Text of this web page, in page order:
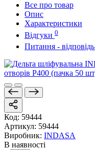
Все про товар
Опис
Характеристики
Відгуки 0
Питання - відповідь
Код: 59444
Артикул: 59444
Виробник: INDASA
В наявності